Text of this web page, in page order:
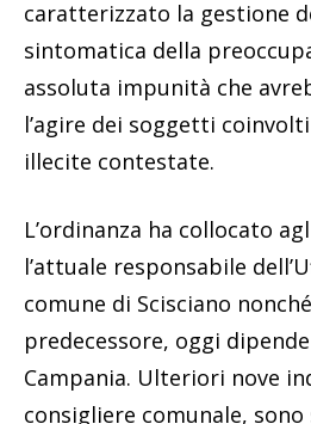
caratterizzato la gestione
sintomatica della
assoluta impunità che
l’agire dei soggetti
illecite contestate.
L’ordinanza ha collocato
l’attuale responsabile
comune di Scisciano
predecessore, oggi
Campania. Ulteriori nove
consigliere comunale,